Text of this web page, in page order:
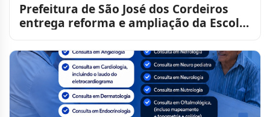
Prefeitura de São José dos Cordeiros
entrega reforma e ampliação da Escola